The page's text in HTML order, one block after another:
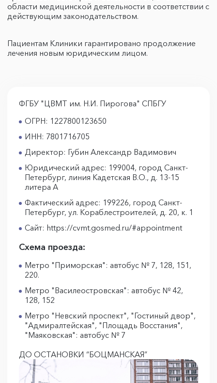
области медицинской деятельности в соответствии с
действующим законодательством.
Пациентам Клиники гарантировано продолжение
лечения новым юридическим лицом.
ФГБУ "ЦВМТ им. Н.И. Пирогова" СПБГУ
ОГРН: 1227800123650
ИНН: 7801716705
Директор: Губин Александр Вадимович
Юридический адрес: 199004, город Санкт-
Петербург, линия Кадетская В.О., д. 13-15
литера А
Фактический адрес: 199226, город Санкт-
Петербург, ул. Кораблестроителей, д. 20, к. 1
Сайт: https://cvmt.gosmed.ru/#appointment
Схема проезда:
Метро "Приморская": автобус № 7, 128, 151,
220.
Метро "Василеостровская": автобус № 42,
128, 152
Метро "Невский проспект", "Гостиный двор",
"Адмиралтейская", "Площадь Восстания",
"Маяковская": автобус № 7
ДО ОСТАНОВКИ “БОЦМАНСКАЯ”